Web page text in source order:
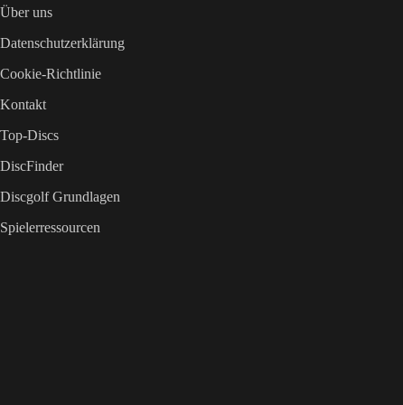
Über uns
Datenschutzerklärung
Cookie-Richtlinie
Kontakt
Top-Discs
DiscFinder
Discgolf Grundlagen
Spielerressourcen